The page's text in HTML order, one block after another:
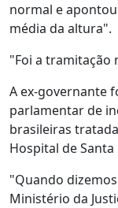
normal e
média da altura".
"Foi a tramitação
A ex-governante
parlamentar de
brasileiras
Hospital de
"Quando
Ministério da